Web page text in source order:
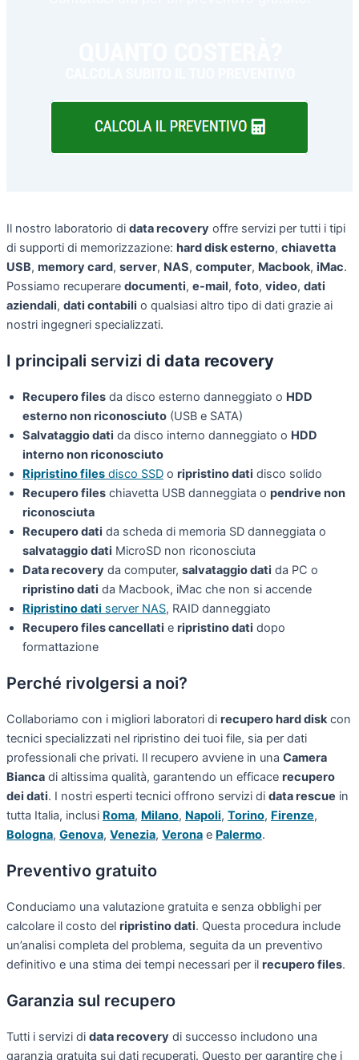
Il nostro laboratorio di data recovery offre servizi per tutti i tipi
di supporti di memorizzazione: hard disk esterno, chiavetta
USB, memory card, server, NAS, computer, Macbook, iMac.
Possiamo recuperare documenti, e-mail, foto, video, dati
aziendali, dati contabili o qualsiasi altro tipo di dati grazie ai
nostri ingegneri specializzati.
I principali servizi di data recovery
Recupero files da disco esterno danneggiato o HDD
esterno non riconosciuto (USB e SATA)
Salvataggio dati da disco interno danneggiato o HDD
interno non riconosciuto
Ripristino files disco SSD o ripristino dati disco solido
Recupero files chiavetta USB danneggiata o pendrive non
riconosciuta
Recupero dati da scheda di memoria SD danneggiata o
salvataggio dati MicroSD non riconosciuta
Data recovery da computer, salvataggio dati da PC o
ripristino dati da Macbook, iMac che non si accende
Ripristino dati server NAS, RAID danneggiato
Recupero files cancellati e ripristino dati dopo
formattazione
Perché rivolgersi a noi?
Collaboriamo con i migliori laboratori di recupero hard diskcon
tecnici specializzati nel ripristino dei tuoi file, sia per dati
professionali che privati. Il recupero avviene in una Camera
Bianca di altissima qualità, garantendo un efficace recupero
dei dati. I nostri esperti tecnici offrono servizi di data rescue in
tutta Italia, inclusi Roma, Milano, Napoli, Torino, Firenze,
Bologna, Genova, Venezia, Verona e Palermo.
Preventivo gratuito
Conduciamo una valutazione gratuita e senza obblighi per
calcolare il costo del ripristino dati. Questa procedura include
un’analisi completa del problema, seguita da un preventivo
definitivo e una stima dei tempi necessari per il recupero files.
Garanzia sul recupero
Tutti i servizi di data recovery di successo includono una
garanzia gratuita sui dati recuperati. Questo per garantire che i